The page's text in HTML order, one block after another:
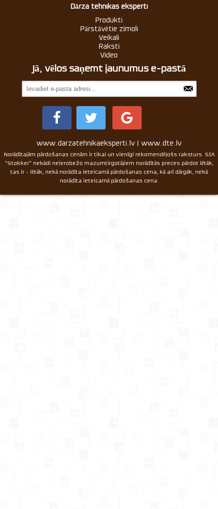
Dārza tehnikas eksperti
Produkti
Pārstāvētie zīmoli
Veikali
Raksti
Video
Jā, vēlos saņemt jaunumus e-pastā
www.darzatehnikaeksperti.lv | www.dte.lv
Norādītajām pārdošanas cenām ir tikai un vienīgi rekomendējošs raksturs. SIA
"Stokker" nekādi neierobežo mazumtirgotājiem norādītās preces pārdot lētāk,
tas ir - lētāk, nekā norādīta ieteicamā pārdošanas cena, kā arī dārgāk, nekā
norādīta ieteicamā pārdošanas cena.